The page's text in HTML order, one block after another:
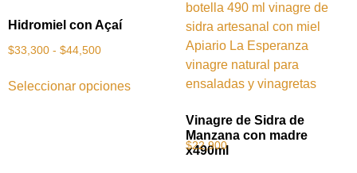
Hidromiel con Açaí
$33,300 - $44,500
Seleccionar opciones
Vinagre de Sidra de
Manzana con madre
x490ml
$22,900